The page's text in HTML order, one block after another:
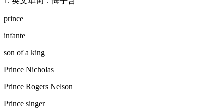
prince
infante
son of a king
Prince Nicholas
Prince Rogers Nelson
Prince singer